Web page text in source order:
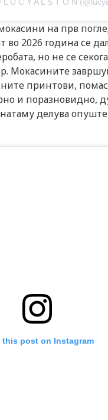
на прв
2026 година се
но не се
Мокасините
принтови,
и поразновидно,
делува
this post on Instagram